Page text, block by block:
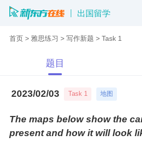
出国留学
首页 >雅思练习 >写作新题 >Task 1
题目
2023/02/03 Task 1 地图
The maps below show the
present and how it will look